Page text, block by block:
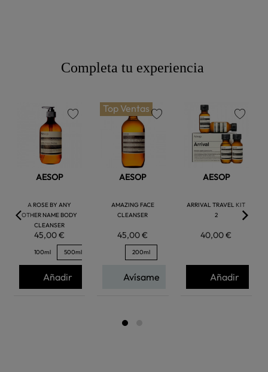
Completa tu experiencia
AESOP
A ROSE BY ANY
OTHER NAME BODY
CLEANSER
45,00 €
100ml 500ml
Añadir
Top Ventas
AESOP
AMAZING FACE
CLEANSER
45,00 €
200ml
Avísame
AESOP
ARRIVAL TRAVEL KIT
2
40,00 €
favorite
Añadir